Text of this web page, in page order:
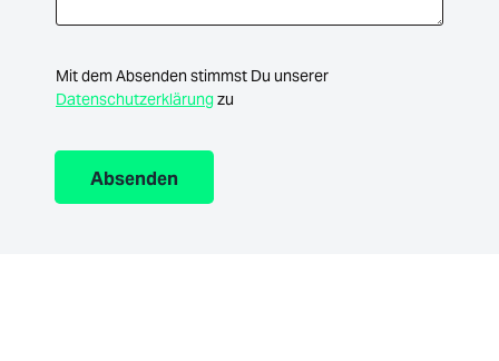
Mit dem Absenden stimmst Du unserer
Datenschutzerklärung zu
Absenden